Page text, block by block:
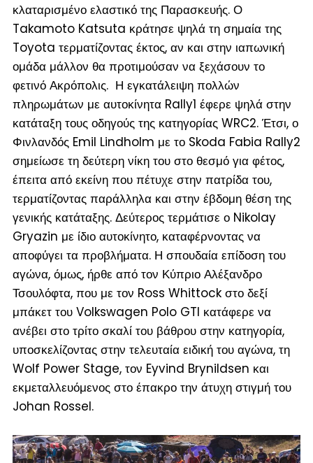
κλαταρισμένο ελαστικό της Παρασκευής. Ο
Takamoto Katsuta κράτησε ψηλά τη σημαία της
Toyota τερματίζοντας έκτος, αν και στην ιαπωνική
ομάδα μάλλον θα προτιμούσαν να ξεχάσουν το
φετινό Ακρόπολις. Η εγκατάλειψη πολλών
πληρωμάτων με αυτοκίνητα Rally1 έφερε ψηλά στην
κατάταξη τους οδηγούς της κατηγορίας WRC2. Έτσι, ο
Φινλανδός Emil Lindholm με το Skoda Fabia Rally2
σημείωσε τη δεύτερη νίκη του στο θεσμό για φέτος,
έπειτα από εκείνη που πέτυχε στην πατρίδα του,
τερματίζοντας παράλληλα και στην έβδομη θέση της
γενικής κατάταξης. Δεύτερος τερμάτισε ο Nikolay
Gryazin με ίδιο αυτοκίνητο, καταφέρνοντας να
αποφύγει τα προβλήματα. Η σπουδαία επίδοση του
αγώνα, όμως, ήρθε από τον Κύπριο Αλέξανδρο
Τσουλόφτα, που με τον Ross Whittock στο δεξί
μπάκετ του Volkswagen Polo GTI κατάφερε να
ανέβει στο τρίτο σκαλί του βάθρου στην κατηγορία,
υποσκελίζοντας στην τελευταία ειδική του αγώνα, τη
Wolf Power Stage, τον Eyvind Brynildsen και
εκμεταλλευόμενος στο έπακρο την άτυχη στιγμή του
Johan Rossel.